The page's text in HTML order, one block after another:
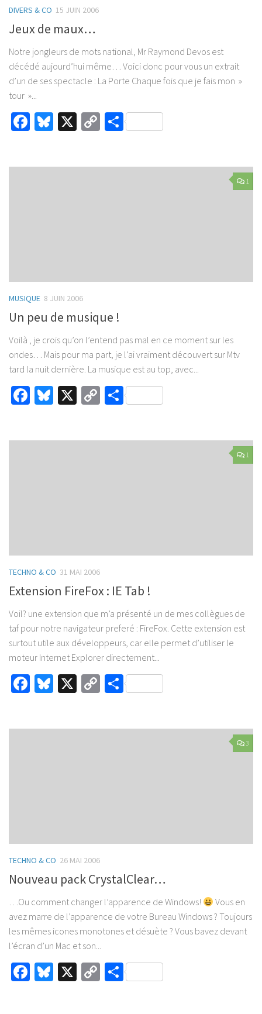
DIVERS & CO 15 JUIN 2006
Jeux de maux…
Notre jongleurs de mots national, Mr Raymond Devos est
décédé aujourd’hui même… Voici donc pour vous un extrait
d’un de ses spectacle : La Porte Chaque fois que je fais mon »
tour »...
Facebook
Bluesky
X
CopyPartager
1
MUSIQUE 8 JUIN 2006
Un peu de musique !
Voilà , je crois qu’on l’entend pas mal en ce moment sur les
ondes… Mais pour ma part, je l’ai vraiment découvert sur Mtv
tard la nuit dernière. La musique est au top, avec...
Facebook
Bluesky
X
CopyPartager
1
TECHNO & CO 31 MAI 2006
Extension FireFox : IE Tab !
Voil? une extension que m’a présenté un de mes collègues de
taf pour notre navigateur preferé : FireFox. Cette extension est
surtout utile aux développeurs, car elle permet d’utiliser le
moteur Internet Explorer directement...
Facebook
Bluesky
X
CopyPartager
3
TECHNO & CO 26 MAI 2006
Nouveau pack CrystalClear…
…Ou comment changer l’apparence de Windows!
Vous en
avez marre de l’apparence de votre Bureau Windows ? Toujours
les mêmes icones monotones et désuète ? Vous bavez devant
l’écran d’un Mac et son...
Facebook
Bluesky
X
CopyPartager